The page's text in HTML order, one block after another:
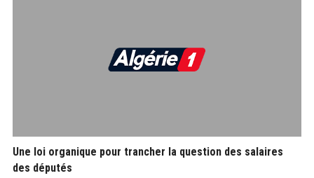
Une loi organique pour trancher la question des salaires
des députés